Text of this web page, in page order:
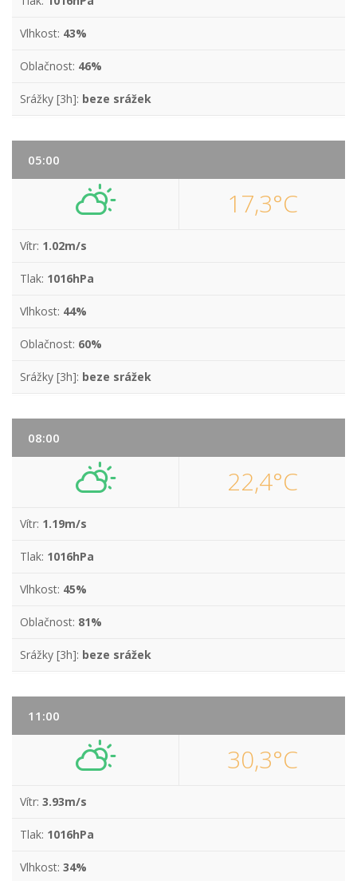
Vlhkost: 43%
Oblačnost: 46%
Srážky [3h]: beze srážek
05:00
17,3°C
Vítr: 1.02m/s
Tlak: 1016hPa
Vlhkost: 44%
Oblačnost: 60%
Srážky [3h]: beze srážek
08:00
22,4°C
Vítr: 1.19m/s
Tlak: 1016hPa
Vlhkost: 45%
Oblačnost: 81%
Srážky [3h]: beze srážek
11:00
30,3°C
Vítr: 3.93m/s
Tlak: 1016hPa
Vlhkost: 34%